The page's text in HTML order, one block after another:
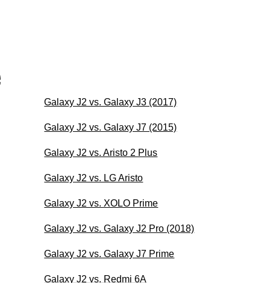
Galaxy J2 vs. Galaxy J3 (2017)
Galaxy J2 vs. Galaxy J7 (2015)
Galaxy J2 vs. Aristo 2 Plus
Galaxy J2 vs. LG Aristo
Galaxy J2 vs. XOLO Prime
Galaxy J2 vs. Galaxy J2 Pro (2018)
Galaxy J2 vs. Galaxy J7 Prime
Galaxy J2 vs. Redmi 6A